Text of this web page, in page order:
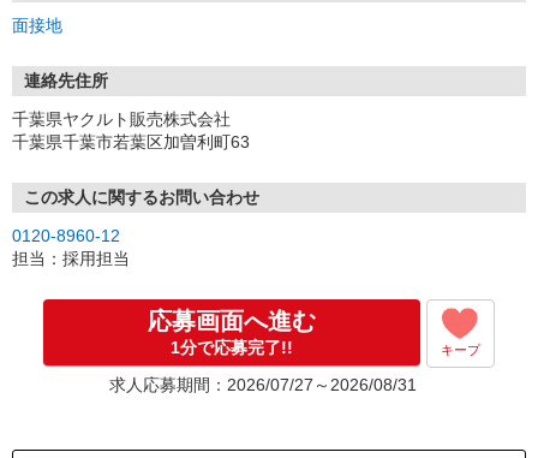
面接地
連絡先住所
千葉県ヤクルト販売株式会社
千葉県千葉市若葉区加曽利町63
この求人に関するお問い合わせ
0120-8960-12
担当：採用担当
応募画面へ進む
1分で応募完了!! キープ
求人応募期間：2026/07/27～2026/08/31